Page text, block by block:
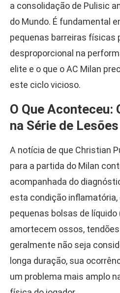
a consolidação de Pulisic
do Mundo. É fundamental
pequenas barreiras físicas
desproporcional na
elite e o que o AC Milan
este ciclo vicioso.
O Que Aconteceu:
na Série de
A notícia de que Christian
para a partida do Milan
acompanhada do
esta condição
pequenas bolsas de líquido
amortecem ossos,
geralmente não seja
longa duração, sua
um problema mais amplo